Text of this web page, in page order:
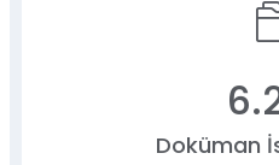
Doküman